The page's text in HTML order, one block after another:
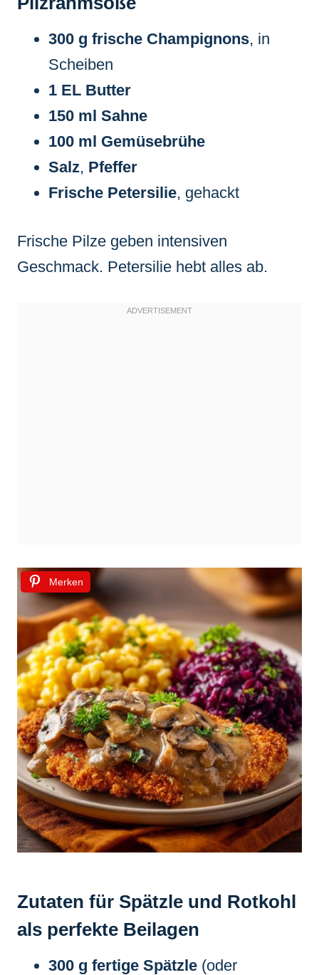
300 g frische Champignons, in
Scheiben
1 EL Butter
150 ml Sahne
100 ml Gemüsebrühe
Salz, Pfeffer
Frische Petersilie, gehackt
Frische Pilze geben intensiven
Geschmack. Petersilie hebt alles ab.
Merken
Zutaten für Spätzle und Rotkohl
als perfekte Beilagen
300 g fertige Spätzle (oder